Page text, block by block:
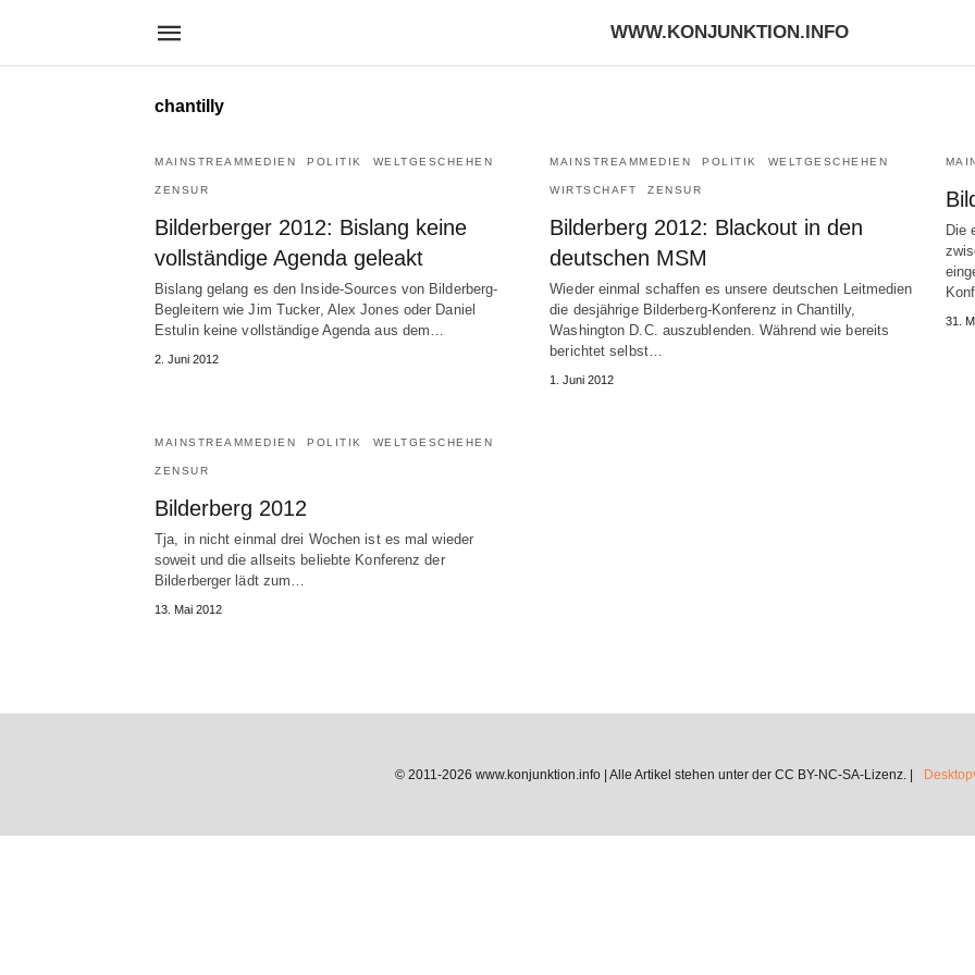
WWW.KONJUNKTION.INFO
chantilly
MAINSTREAMMEDIEN POLITIK WELTGESCHEHEN
ZENSUR
Bilderberger 2012: Bislang keine
vollständige Agenda geleakt
Bislang gelang es den Inside-Sources von Bilderberg-
Begleitern wie Jim Tucker, Alex Jones oder Daniel
Estulin keine vollständige Agenda aus dem…
2. Juni 2012
MAINSTREAMMEDIEN POLITIK WELTGESCHEHEN
WIRTSCHAFT ZENSUR
Bilderberg 2012: Blackout in den
deutschen MSM
Wieder einmal schaffen es unsere deutschen Leitmedien
die desjährige Bilderberg-Konferenz in Chantilly,
Washington D.C. auszublenden. Während wie bereits
berichtet selbst…
1. Juni 2012
Die
31.
MAINSTREAMMEDIEN POLITIK WELTGESCHEHEN
ZENSUR
Bilderberg 2012
Tja, in nicht einmal drei Wochen ist es mal wieder
soweit und die allseits beliebte Konferenz der
Bilderberger lädt zum…
13. Mai 2012
© 2011-2026 www.konjunktion.info | Alle Artikel stehen unter der CC BY-NC-SA-Lizenz. |